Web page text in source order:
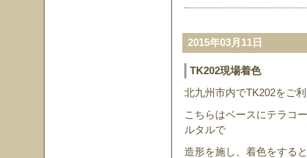
2015年03月11日
TK202現場着色
北九州市内でTK202をご
こちらはベースにテラコ
ルタルで
造形を施し、着色をする